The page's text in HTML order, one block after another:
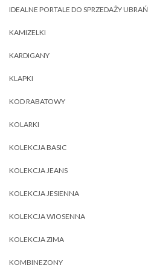
IDEALNE PORTALE DO SPRZEDAŻY UBRAŃ
KAMIZELKI
KARDIGANY
KLAPKI
KOD RABATOWY
KOLARKI
KOLEKCJA BASIC
KOLEKCJA JEANS
KOLEKCJA JESIENNA
KOLEKCJA WIOSENNA
KOLEKCJA ZIMA
KOMBINEZONY